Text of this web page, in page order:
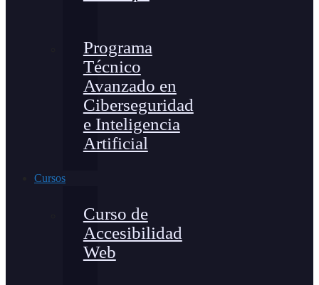
Programa
Técnico
Avanzado en
Ciberseguridad
e Inteligencia
Artificial
Cursos
Curso de
Accesibilidad
Web